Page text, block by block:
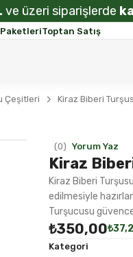
ve üzeri siparişlerde
PaketleriToptan Satış
Çeşitleri Kiraz Biberi
(0) Yorum Yaz
Kiraz
Kiraz Biberi
edilmesiyle
Turşucusu
₺350,00
Kategori